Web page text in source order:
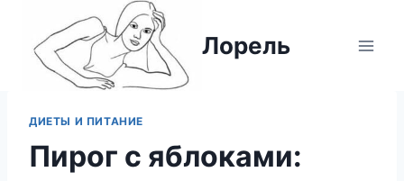
содержимому
Лорель
ДИЕТЫ И ПИТАНИЕ
Пирог с яблоками: